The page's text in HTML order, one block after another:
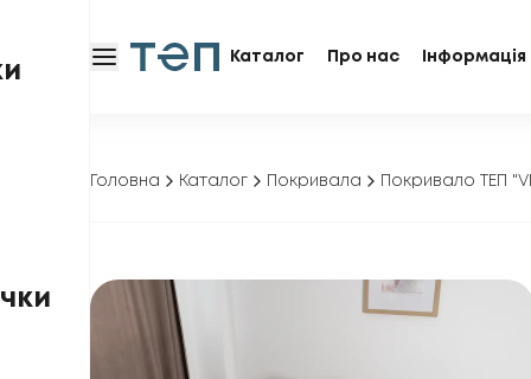
Каталог Про нас Інформація
Головна Каталог Покривала Покривало ТЕП